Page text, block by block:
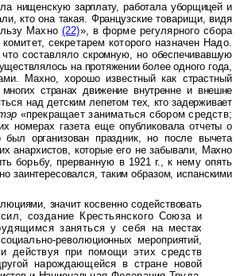
нищенскуюзарплату, работала уборщицей и
кто она такая. Французские товарищи, видя
Махно (22)», в форме регулярного сбора
секретарем которого назначен Надо.
составлялоскромную, но обеспечивавшую
на протяжении более одного года,
Махно, хорошо известный как страстный
странах движение внутренне и внешне
наддетским лепетом тех, кто задерживает
«прекращает заниматься сбором средств;
номерах газета еще опубликовала отчеты о
был организован праздник, но после вычета
анархистов, которые его не забывали, Махно
борьбу, прерванную в 1921 г., к нему опять
заинтересовался, таким образом, испанскими
значит косвенно содействовать
создание Крестьянского Союза и
заняться у себя наместах
революционных мероприятий,
действуя при помощи этих средств
нарождающейся в стране новой